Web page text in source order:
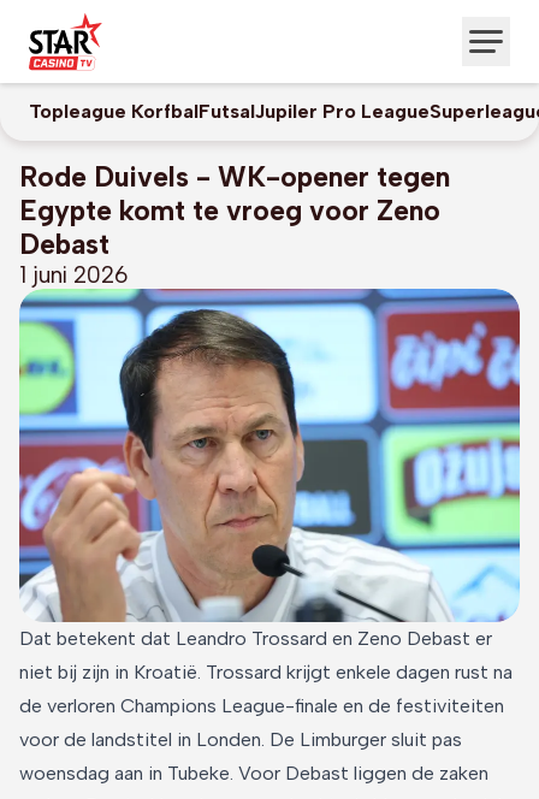
Topleague KorfbalFutsalJupiler Pro League
Rode Duivels - WK-opener tegen
Egypte komt te vroeg voor Zeno
Debast
1 juni 2026
Dat betekent dat Leandro Trossard en Zeno Debast er
niet bij zijn in Kroatië. Trossard krijgt enkele dagen rust na
de verloren Champions League-finale en de festiviteiten
voor de landstitel in Londen. De Limburger sluit pas
woensdag aan in Tubeke. Voor Debast liggen de zaken